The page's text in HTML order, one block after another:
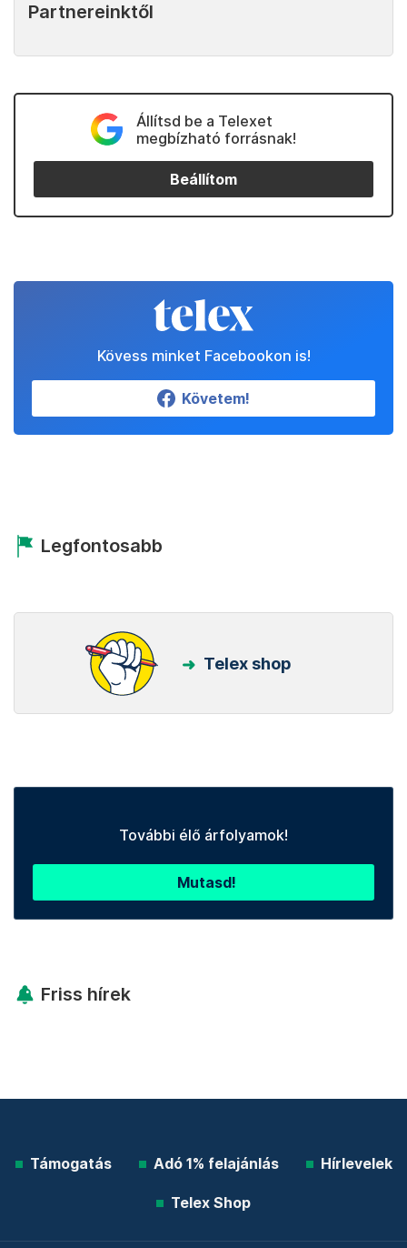
Partnereinktől
Állítsd be a Telexet
megbízható forrásnak!
Beállítom
Kövess minket Facebookon is!
Követem!
Legfontosabb
Telex shop
További élő árfolyamok!
Mutasd!
Friss hírek
Támogatás Adó 1% felajánlás Hírlevelek
Telex Shop